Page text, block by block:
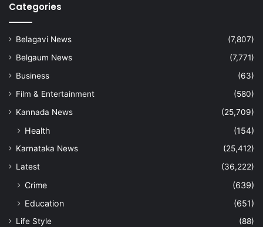
Categories
Belagavi News
(7,807)
Belgaum News
(7,771)
Business
(63)
Film & Entertainment
(580)
Kannada News
(25,709)
Health (154)
Karnataka News
(25,412)
Latest
(36,222)
Crime
(639)
Education
(651)
Life Style
(88)